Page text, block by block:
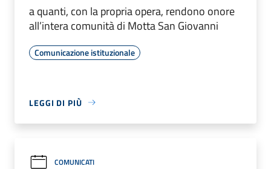
a quanti, con la propria opera, rendono onore
all’intera comunità di Motta San Giovanni
Comunicazione istituzionale
LEGGI DI PIÙ
COMUNICATI